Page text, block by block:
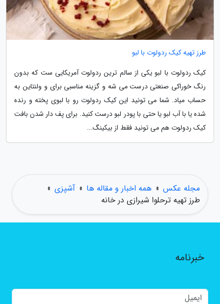
طرز تهیه کیک ردولوت با لبو
کیک ردولوت با لبو یکی از سالم ترین ردولوت آمریکایی ست که بدون
رنگ خوراکی صنعتی درست می شه و گزینه مناسبی برای و ولنتاین به
حساب میاد. شما می تونید این کیک ردولوت رو با لبوی پخته و رنده
شده یا با آب لبو یا حتی با پودر لبو درست کنید. برای پف دار شدن بافت
کیک ردولوت هم می تونید فقط از بیکینگ...
مجله عکس » همه اخبار و مقاله ها » آشپزی »
طرز تهیه ترحلوا شیرازی در خانه
خبرنامه